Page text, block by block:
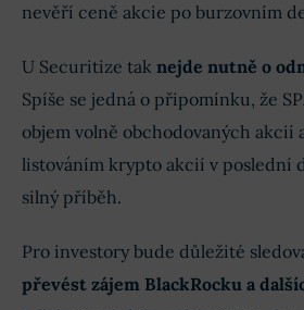
nevěří ceně akcie po burzovním
U Securitize tak nejde nutně o
Spíše se jedná o připomínku, že
objem volně obchodovaných akcií
listováním krypto akcií v poslední
silný příběh.
Pro investory bude důležité
převést zájem BlackRocku a